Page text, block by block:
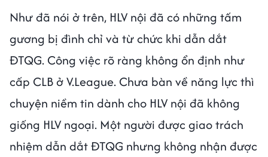
Như đã nói ở trên, HLV nội đã có những tấm
gương bị đình chỉ và từ chức khi dẫn dắt
ĐTQG. Công việc rõ ràng không ổn định như
cấp CLB ở V.League. Chưa bàn về năng lực thì
chuyện niềm tin dành cho HLV nội đã không
giống HLV ngoại. Một người được giao trách
nhiệm dẫn dắt ĐTQG nhưng không nhận được